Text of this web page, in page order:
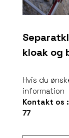
kloak og
Hvis du
information
Kontakt os :
77